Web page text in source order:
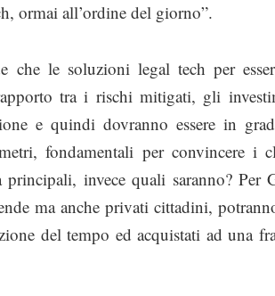
ormai all’ordine del giorno”.
che le soluzioni legal tech per
tra i rischi mitigati, gli
e quindi dovranno essere in
fondamentali per convincere i
invece quali saranno? Per
ma anche privati cittadini,
del tempo ed acquistati ad una